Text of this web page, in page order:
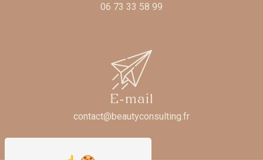
06 73 33 58 99
E-mail
contact@beautyconsulting.fr